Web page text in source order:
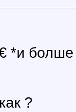
*и болше
?